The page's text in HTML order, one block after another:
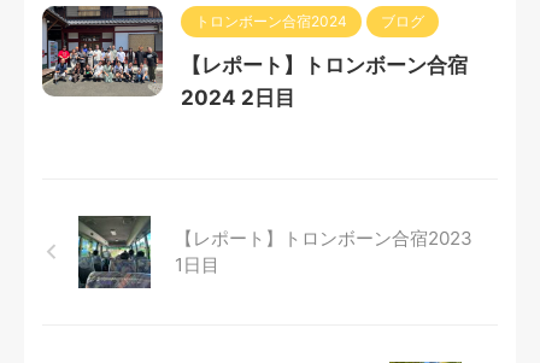
トロンボーン合宿2024 ブログ
【レポート】トロンボーン合宿
2024 2日目
【レポート】トロンボーン合宿2023
1日目